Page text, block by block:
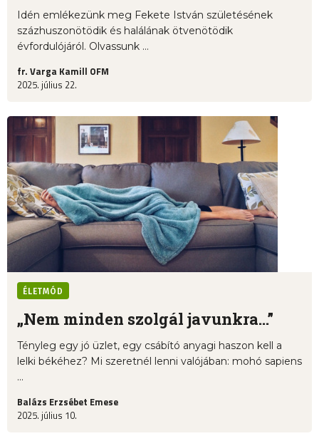
Idén emlékezünk meg Fekete István születésének
százhuszonötödik és halálának ötvenötödik
évfordulójáról. Olvassunk ...
fr. Varga Kamill OFM
2025. július 22.
ÉLETMÓD
„Nem minden szolgál javunkra...”
Tényleg egy jó üzlet, egy csábító anyagi haszon kell a
lelki békéhez? Mi szeretnél lenni valójában: mohó sapiens
...
Balázs Erzsébet Emese
2025. július 10.